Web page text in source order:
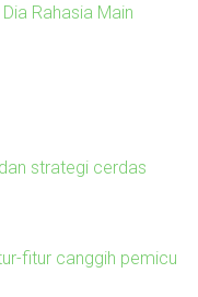
Rahasia Main
strategi cerdas
fitur canggih pemicu